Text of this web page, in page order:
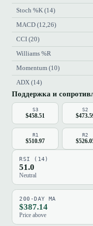
Stoch %K (14)
MACD (12,26)
CCI (20)
Williams %R
Momentum (10)
ADX (14)
Поддержка и
S3
$458.51
S2
R1
$510.97
R2
RSI (14)
51.0
Neutral
200-DAY MA
$387.14
Price above